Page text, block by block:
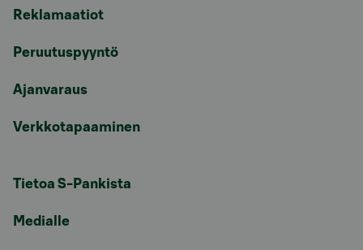
Reklamaatiot
Peruutuspyyntö
Ajanvaraus
Verkkotapaaminen
Tietoa S-Pankista
Medialle